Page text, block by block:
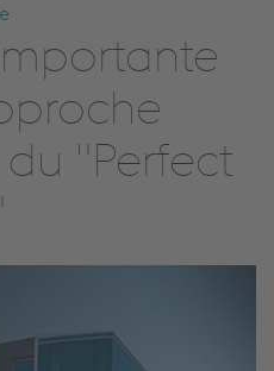
"Perfect